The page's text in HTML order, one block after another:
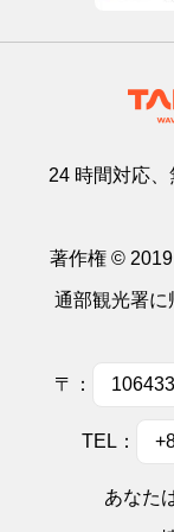
24 時間対応、
著作権 ©
通部観光署に
〒：
TEL：
あなた